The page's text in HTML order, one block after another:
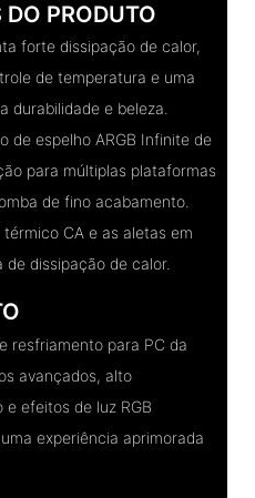
PRODUTO
forte dissipação de calor,
de temperatura e uma
durabilidade e beleza.
de espelho ARGB Infinite de
para múltiplas plataformas
de fino acabamento.
CA e as aletas em
dissipação de calor.
resfriamento para PC da
avançados, alto
efeitos de luz RGB
experiência aprimorada